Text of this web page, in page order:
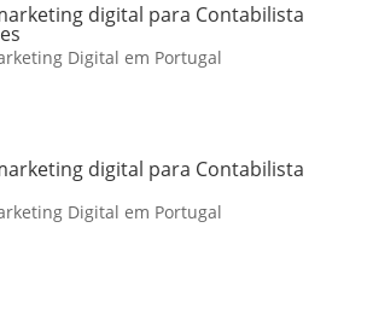
digital para Contabilista
Digital em Portugal
digital para Contabilista
Digital em Portugal